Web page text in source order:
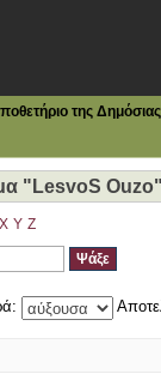
της Δημόσιας
"LesvoS
X Y Z